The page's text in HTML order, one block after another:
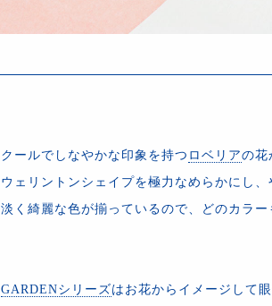
クールでしなやかな印象を持つ ロベリアの花
ウェリントンシェイプを極力なめらかにし、
淡く綺麗な色が揃っているので、どのカラ
GARDENシリーズはお花からイメージして眼